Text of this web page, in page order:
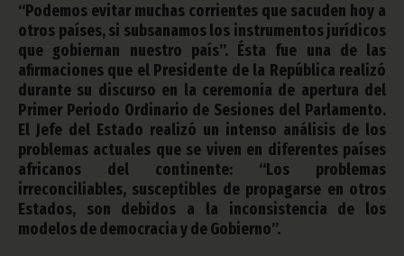
“Podemos evitar muchas corrientes que sacuden hoy a
otros países, si subsanamos los instrumentos jurídicos
que gobiernan nuestro país”. Ésta fue una de las
afirmaciones que el Presidente de la República realizó
durante su discurso en la ceremonia de apertura del
Primer Periodo Ordinario de Sesiones del Parlamento.
El Jefe del Estado realizó un intenso análisis de los
problemas actuales que se viven en diferentes países
africanos del continente: “Los problemas
irreconciliables, susceptibles de propagarse en otros
Estados, son debidos a la inconsistencia de los
modelos de democracia y de Gobierno”.